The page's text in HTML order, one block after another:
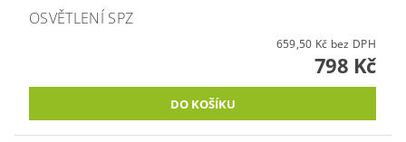
OSVĚTLENÍ SPZ
659,50 Kč bez DPH
798 Kč